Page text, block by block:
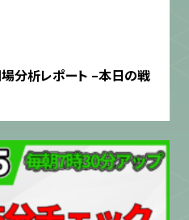
分析レポート –本日の戦